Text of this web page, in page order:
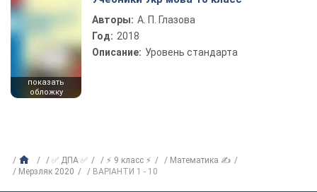
показать
обложку
Авторы: А. П. Глазова
Год: 2018
Описание: Уровень стандарта
✅ ДПА ✅ ⚡ 9 класс ⚡
Математика ✍
Мерзляк 2020
ВАРІАНТИ 1 - 10